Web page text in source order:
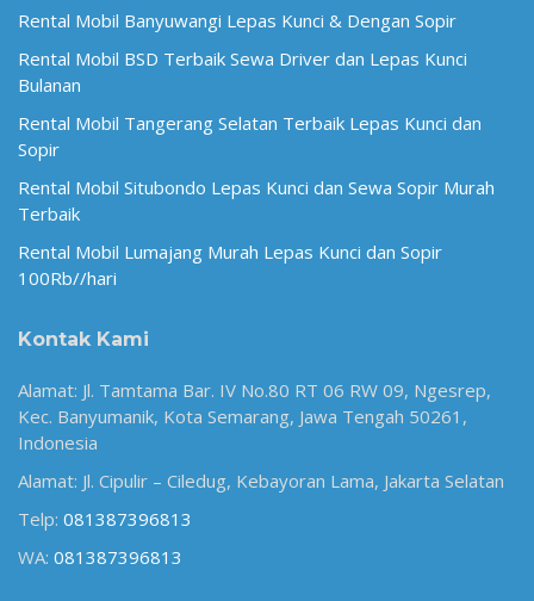
Rental Mobil Banyuwangi Lepas Kunci & Dengan Sopir
Rental Mobil BSD Terbaik Sewa Driver dan Lepas Kunci
Bulanan
Rental Mobil Tangerang Selatan Terbaik Lepas Kunci dan
Sopir
Rental Mobil Situbondo Lepas Kunci dan Sewa Sopir Murah
Terbaik
Rental Mobil Lumajang Murah Lepas Kunci dan Sopir
100Rb//hari
Kontak Kami
Alamat: Jl. Tamtama Bar. IV No.80 RT 06 RW 09, Ngesrep,
Kec. Banyumanik, Kota Semarang, Jawa Tengah 50261,
Indonesia
Alamat: Jl. Cipulir – Ciledug, Kebayoran Lama, Jakarta Selatan
Telp: 081387396813
WA: 081387396813